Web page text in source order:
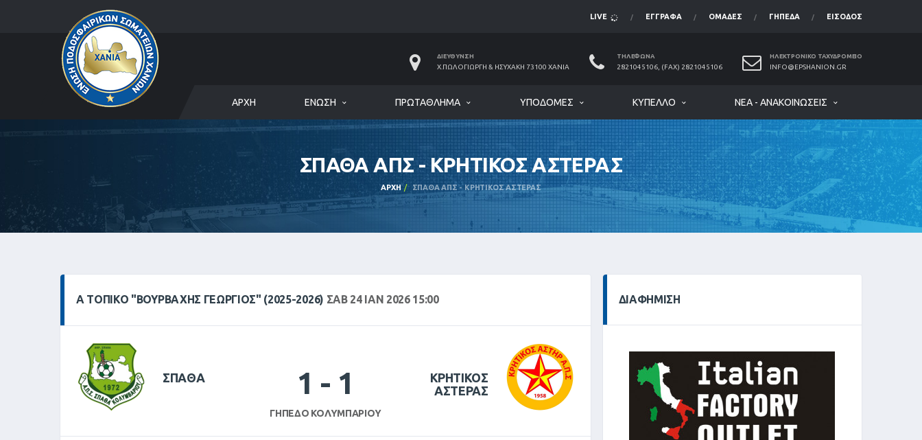
LIVE ΈΓΓΡΑΦΑ ΟΜΆΔΕΣ ΓΉΠΕΔΑ ΕΊΣΟΔΟΣ
ΔΙΕΎΘΥΝΣΗ
Χ.ΠΩΛΟΓΙΏΡΓΗ & ΗΣΥΧΆΚΗ 73100 ΧΑΝΙΆ
ΤΗΛΈΦΩΝΑ
2821045106, (FAX) 2821045106
ΗΛΕΚΤΡΟΝΙΚΌ ΤΑΧΥΔΡΟΜΕΊΟ
INFO@EPSHANION.GR
ΑΡΧΉ ΈΝΩΣΗ ΠΡΩΤΆΘΛΗΜΑ ΥΠΟΔΟΜΈΣ ΚΎΠΕΛΛΟ ΝΈΑ - ΑΝΑΚΟΙΝΏΣΕΙΣ
ΣΠΑΘΑ ΑΠΣ - ΚΡΗΤΙΚΟΣ ΑΣΤΕΡΑΣ
ΑΡΧΉ ΣΠΑΘΑ ΑΠΣ - ΚΡΗΤΙΚΟΣ ΑΣΤΕΡΑΣ
Α ΤΟΠΙΚΌ "ΒΟΥΡΒΑΧΗΣ ΓΕΩΡΓΙΟΣ" (2025-2026) ΣΑΒ 24 ΙΑΝ 2026 15:00
ΣΠΑΘΑ 1 - 1
ΓΉΠΕΔΟ ΚΟΛΥΜΠΑΡΊΟΥ
ΚΡΗΤΙΚΟΣ
ΑΣΤΕΡΑΣ
ΔΙΑΦΉΜΙΣΗ